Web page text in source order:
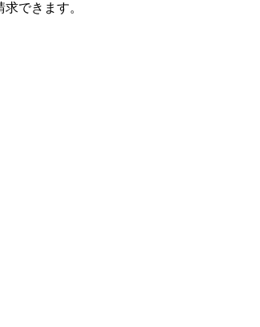
できます。